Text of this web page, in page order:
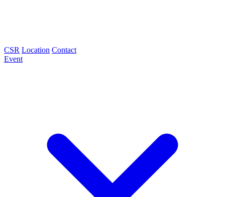
CSR Location Contact
Event